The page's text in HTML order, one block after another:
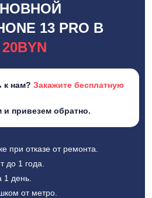
13 PRO В
к нам? Закажите бесплатную
привезем обратно.
при отказе от ремонта.
до 1 года.
день.
от метро.